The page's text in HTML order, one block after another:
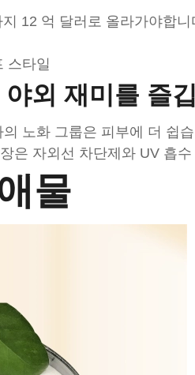
12 억 달러로 올라가야합
스타일
외 재미를 즐
노화 그룹은 피부에 더 쉽
은 자외선 차단제와 UV 흡
물